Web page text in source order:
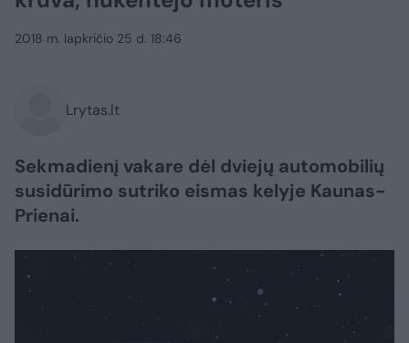
2018 m. lapkričio 25 d. 18:46
Lrytas.lt
Sekmadienį vakare dėl dviejų automobilių
susidūrimo sutriko eismas kelyje Kaunas-
Prienai.